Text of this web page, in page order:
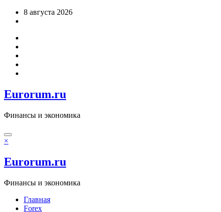
Перейти8 августа 2026
Eurorum.ru
Финансы и экономика
×
Eurorum.ru
Финансы и экономика
Главная
Forex